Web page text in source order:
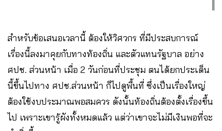
สำหรับข้อเสนอเวลานี้ ต้องให้วิศวกร ที่มีประสบการณ์
เรื่องนี้ลงมาคุยกับทางท้องถิ่น และตัวแทนรัฐบาล อย่าง
ศปช. ส่วนหน้า เมื่อ 2 วันก่อนที่ประชุม ตนได้ยกประเด็น
นี้ขึ้นไปทาง ศปช.ส่วนหน้า ก็ไปดูพื้นที่ ซึ่งเป็นเรื่องใหญ่
ต้องใช้งบประมาณพอสมควร ดังนั้นท้องถิ่นต้องตั้งเรื่องขึ้น
ไป เพราะเขารู้ผังทั้งหมดแล้ว แต่ว่าเขาจะไม่มีเงินพอที่จะ